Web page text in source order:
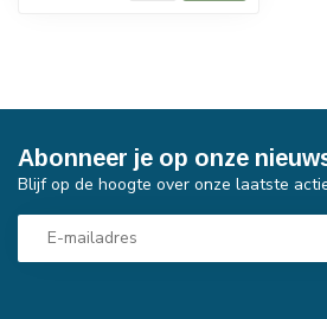
Abonneer je op onze
Blijf op de hoogte over onze laatste